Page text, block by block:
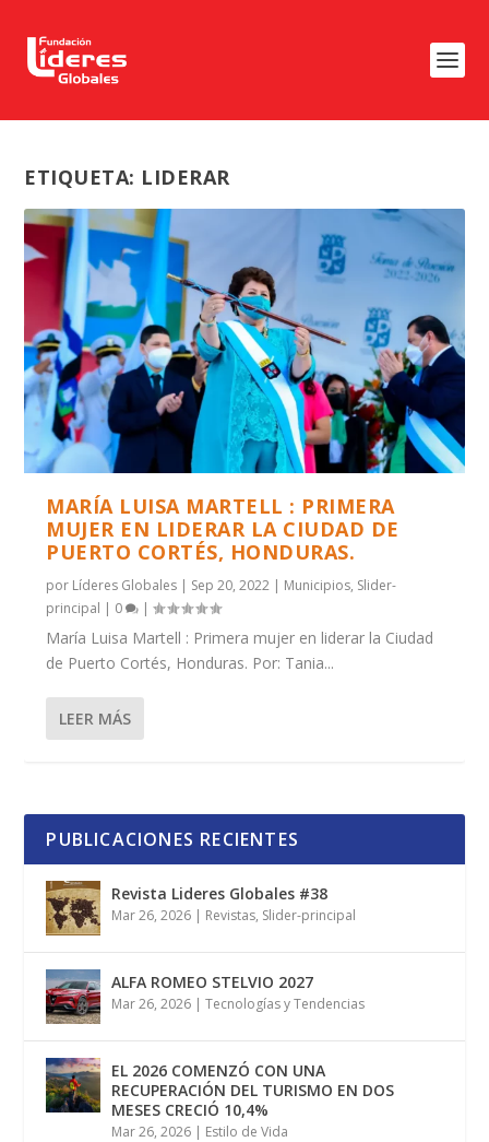
ETIQUETA: LIDERAR
MARÍA LUISA MARTELL : PRIMERA
MUJER EN LIDERAR LA CIUDAD DE
PUERTO CORTÉS, HONDURAS.
por Líderes Globales | Sep 20, 2022 | Municipios, Slider-
principal | 0 |
María Luisa Martell : Primera mujer en liderar la Ciudad
de Puerto Cortés, Honduras. Por: Tania...
LEER MÁS
PUBLICACIONES RECIENTES
Revista Lideres Globales #38
Mar 26, 2026 | Revistas, Slider-principal
ALFA ROMEO STELVIO 2027
Mar 26, 2026 |Tecnologías y Tendencias
EL 2026 COMENZÓ CON UNA
RECUPERACIÓN DEL TURISMO EN DOS
MESES CRECIÓ 10,4%
Mar 26, 2026 | Estilo de Vida